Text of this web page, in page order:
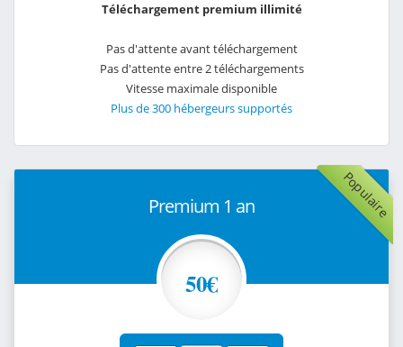
Téléchargement premium illimité
Pas d'attente avant téléchargement
Pas d'attente entre 2 téléchargements
Vitesse maximale disponible
Plus de 300 hébergeurs supportés
Populaire
Premium 1 an
50€